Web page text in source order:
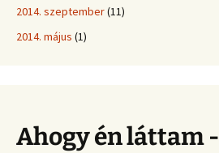
2014. szeptember(11)
2014. május (1)
Ahogy én láttam -